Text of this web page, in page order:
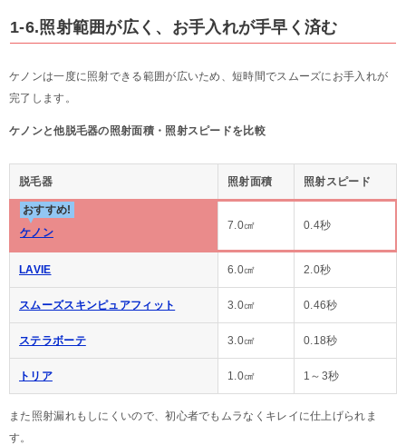
1-6.照射範囲が広く、お手入れが手早く済む
ケノンは一度に照射できる範囲が広いため、短時間でスムーズにお手入れが
完了します。
ケノンと他脱毛器の照射面積・照射スピードを比較
脱毛器 照射面積 照射スピード
おすすめ!
ケノン
7.0㎠ 0.4秒
LAVIE 6.0㎠ 2.0秒
スムーズスキンピュアフィット 3.0㎠ 0.46秒
ステラボーテ 3.0㎠ 0.18秒
トリア 1.0㎠ 1～3秒
また照射漏れもしにくいので、初心者でもムラなくキレイに仕上げられま
す。